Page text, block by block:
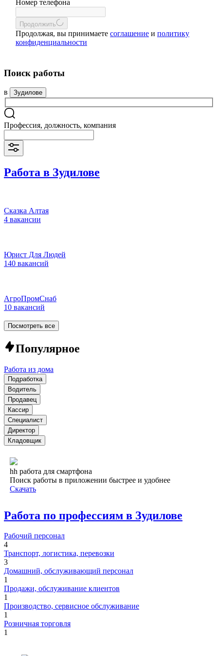
Номер телефона
Продолжить
Продолжая, вы принимаете соглашение и политику
конфиденциальности
Поиск работы
в Зудилове
Профессия, должность, компания
Работа в Зудилове
Сказка Алтая
4 вакансии
Юрист Для Людей
140 вакансий
АгроПромСнаб
10 вакансий
Посмотреть все
Популярное
Работа из дома
Подработка
Водитель
Продавец
Кассир
Специалист
Директор
Кладовщик
hh работа для смартфона
Поиск работы в приложении быстрее и удобнее
Скачать
Работа по профессиям в Зудилове
Рабочий персонал
4
Транспорт, логистика, перевозки
3
Домашний, обслуживающий персонал
1
Продажи, обслуживание клиентов
1
Производство, сервисное обслуживание
1
Розничная торговля
1